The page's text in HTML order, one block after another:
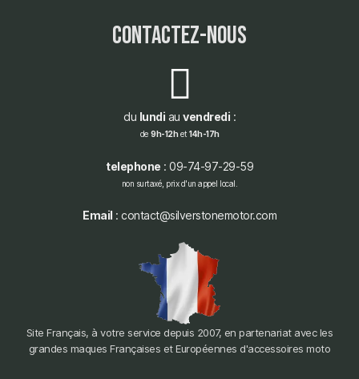
contactez-nous
du lundi au vendredi :
de 9h-12het 14h-17h
telephone : 09-74-97-29-59
non surtaxé, prix d'un appel local.
Email : contact@silverstonemotor.com
Site Français, à votre service depuis 2007, en partenariat avec les
grandes maques Françaises et Européennes d'accessoires moto